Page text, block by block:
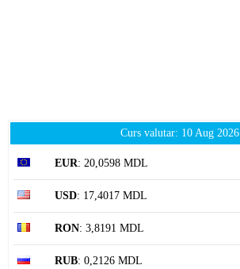
Curs valutar: 10 Aug 2026
EUR: 20,0598 MDL
USD: 17,4017 MDL
RON: 3,8191 MDL
RUB: 0,2126 MDL